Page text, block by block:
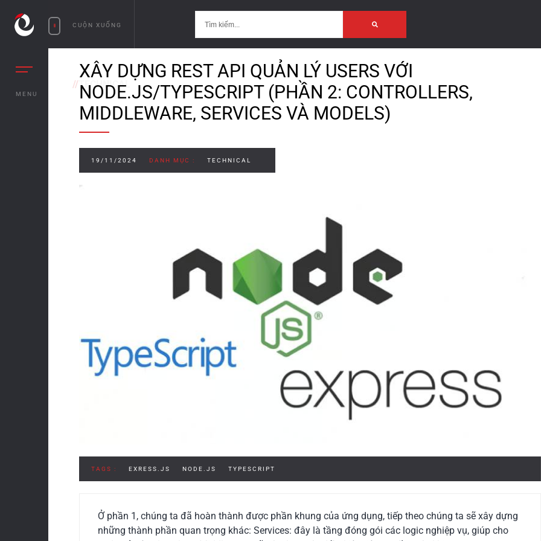
MENU
CUỘN XUỐNG
// TECHNICAL
XÂY DỰNG REST API QUẢN LÝ USERS VỚI
NODE.JS/TYPESCRIPT (PHẦN 2: CONTROLLERS,
MIDDLEWARE, SERVICES VÀ MODELS)
19/11/2024 DANH MỤC : TECHNICAL
TAGS : EXRESS.JS NODE.JS TYPESCRIPT
Ở phần 1, chúng ta đã hoàn thành được phần khung của ứng dụng, tiếp theo chúng ta sẽ xây dựng
những thành phần quan trọng khác: Services: đây là tầng đóng gói các logic nghiệp vụ, giúp cho